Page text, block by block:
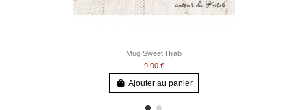
Mug Sweet Hijab
9,90 €
Ajouter au panier